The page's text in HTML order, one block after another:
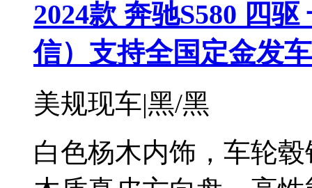
2024款 奔驰S580 四
信）支持全国定金发
美规现车|黑/黑
白色杨木内饰，车轮